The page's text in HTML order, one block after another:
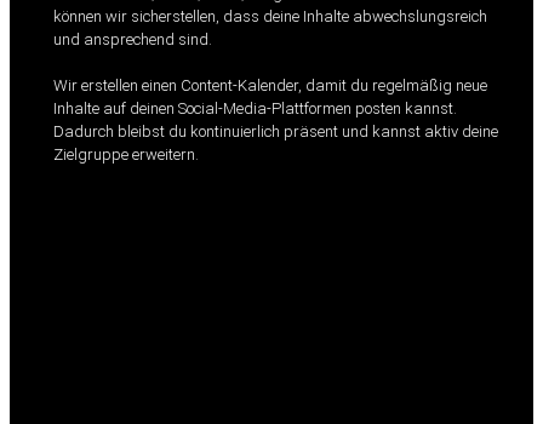
können wir sicherstellen, dass deine Inhalte abwechslungsreich
und ansprechend sind.
Wir erstellen einen Content-Kalender, damit du regelmäßig neue
Inhalte auf deinen Social-Media-Plattformen posten kannst.
Dadurch bleibst du kontinuierlich präsent und kannst aktiv deine
Zielgruppe erweitern.